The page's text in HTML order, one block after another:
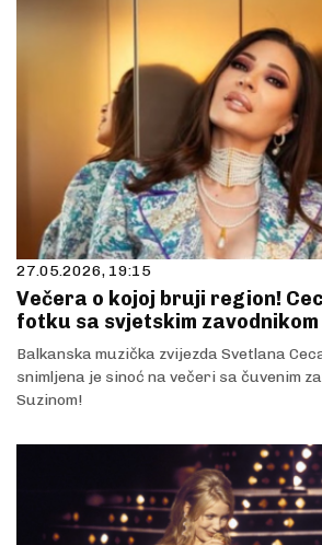
27.05.2026, 19:15
Večera o kojoj bruji region!
fotku sa svjetskim zavodnikom
Balkanska muzička zvijezda Svetlana
snimljena je sinoć na večeri sa čuvenim
Suzinom!